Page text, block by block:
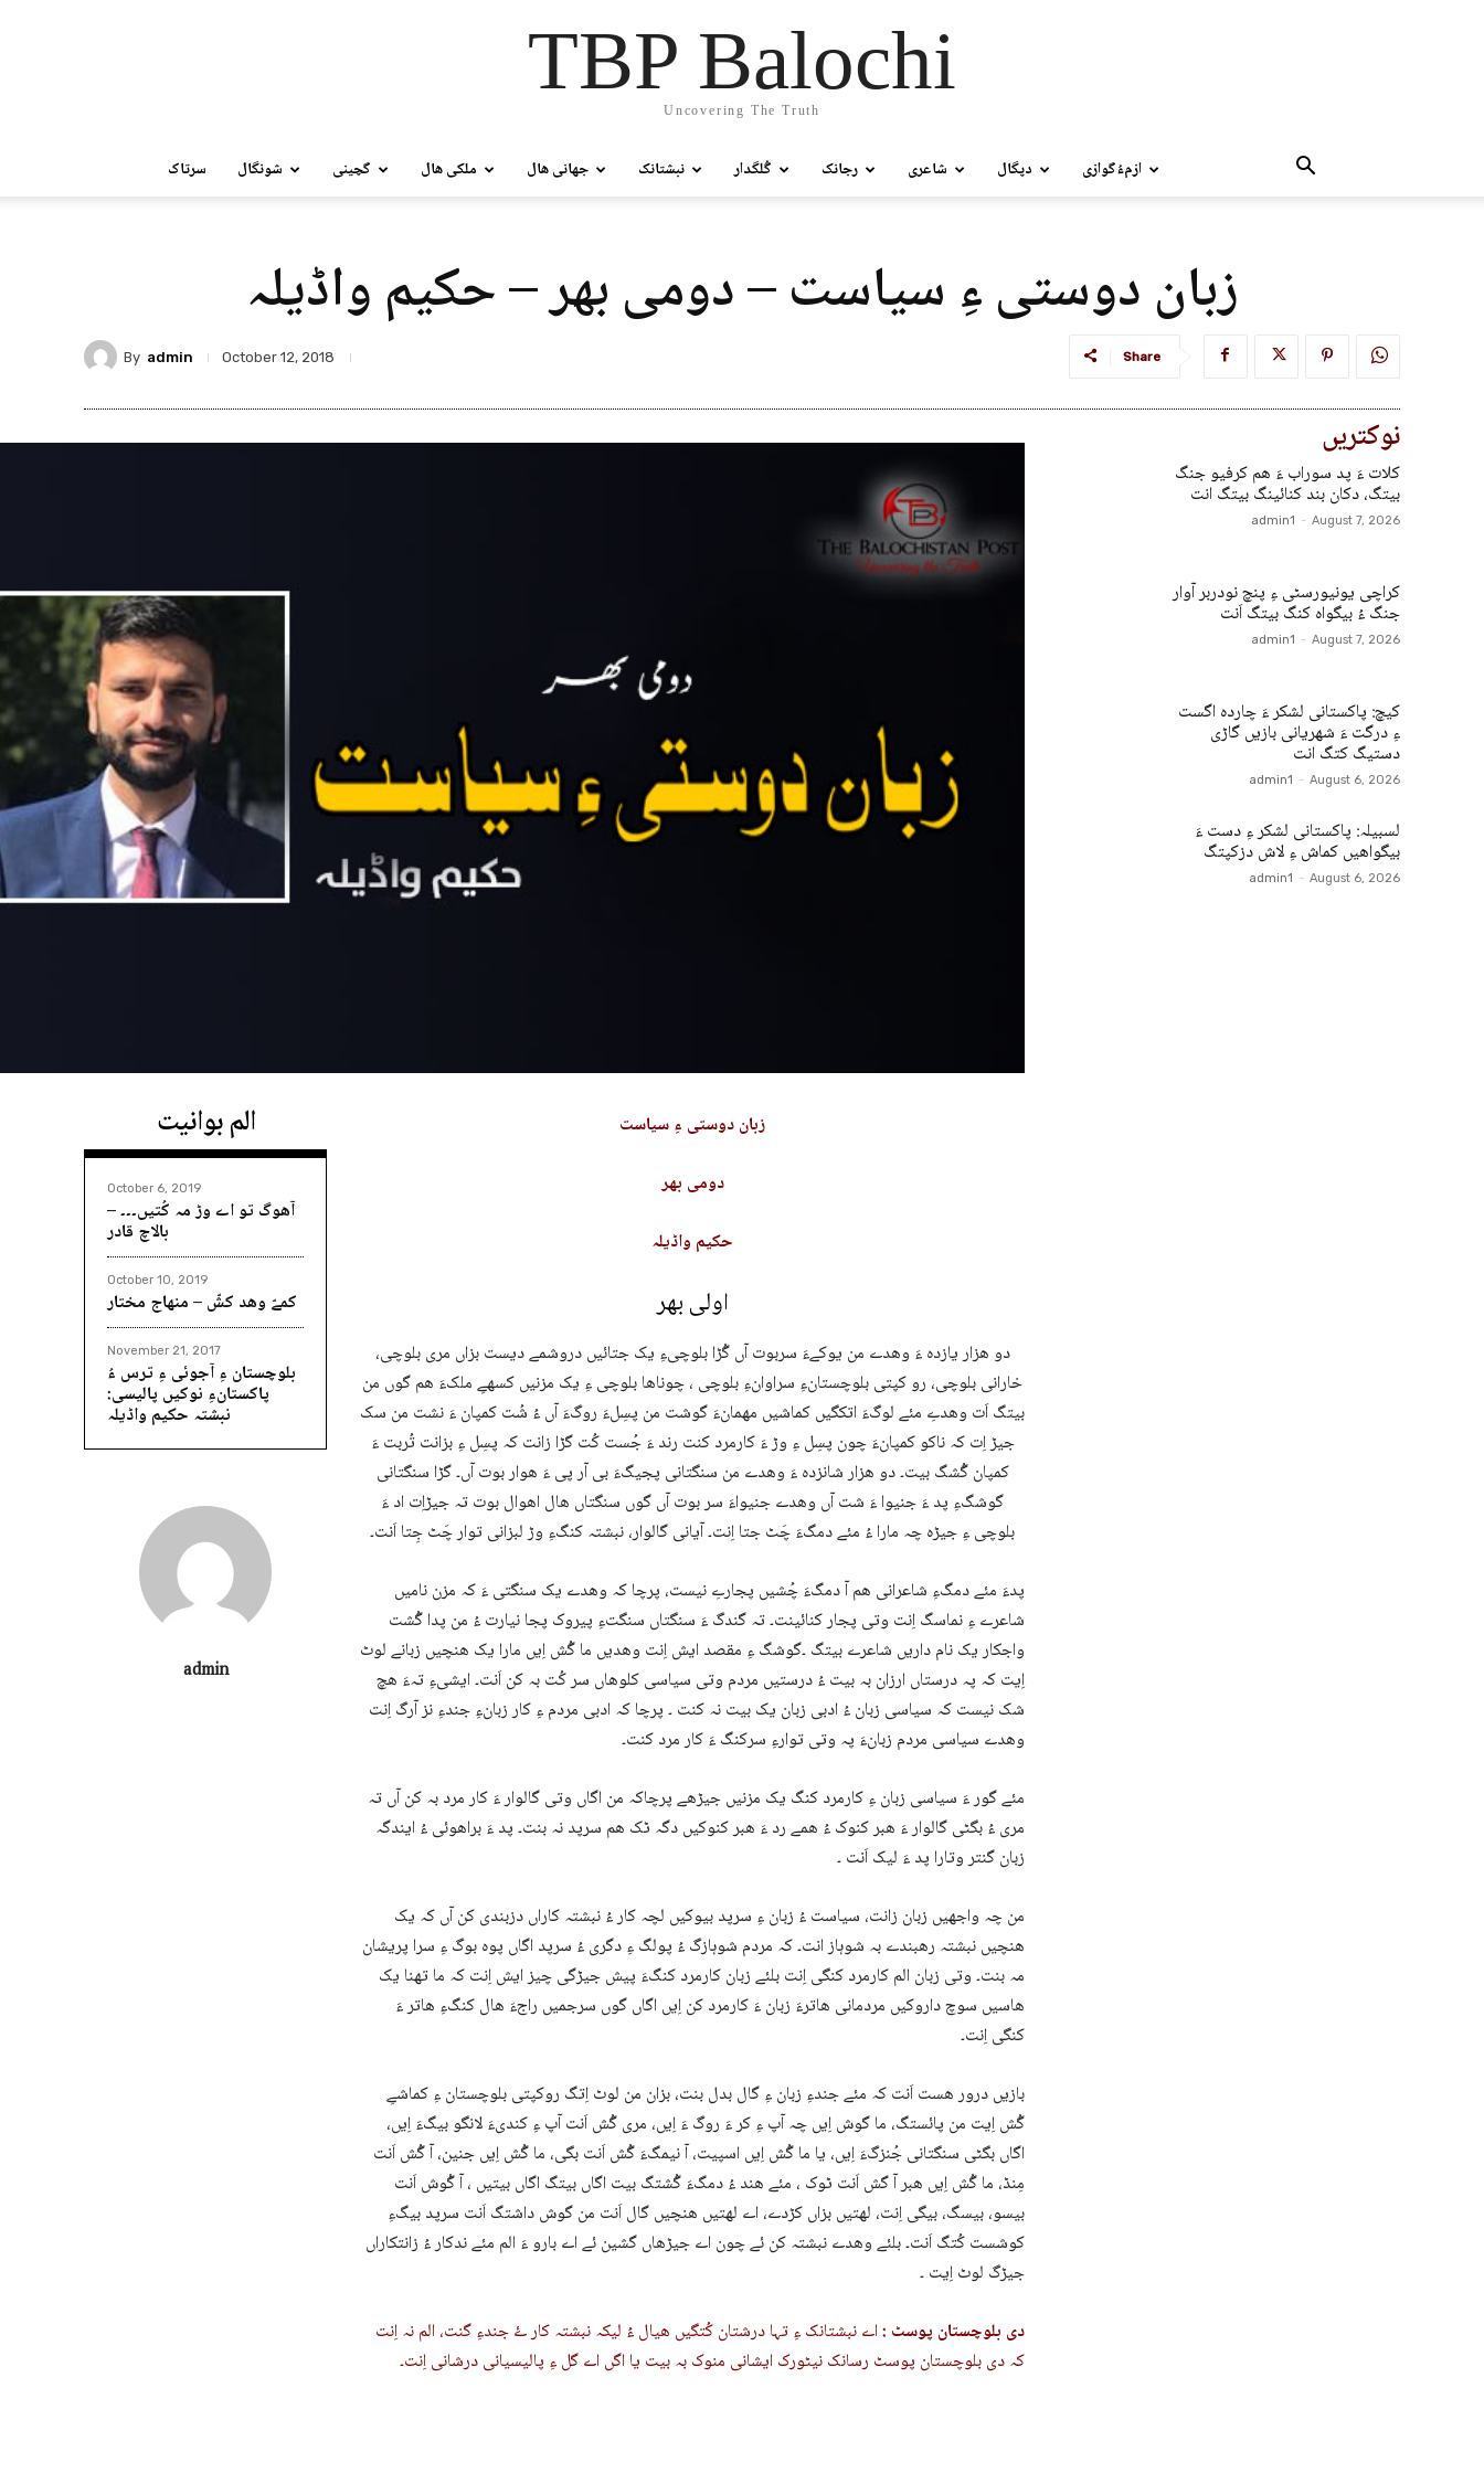
TBP Balochi
Uncovering The Truth
سرتاک شونگال گچینی ملکی ھال جھانی ھال نبشتانک گُلگدار رجانک شاعری دپگال ازمءُگوازی
زبان دوستی ءِ سیاست – دومی بھر – حکیم واڈیلہ
By admin October 12, 2018 Share
الم بوانیت
October 6, 2019
آھوگ تو اے وڑ مہ کُتیں۔۔۔ –
بالاچ قادر
October 10, 2019
کمےّ وھد کشّ – منھاج مختار
November 21, 2017
بلوچستان ءِ آجوئی ءِ ترس ءُ
پاکستانءِ نوکیں پالیسی:
نبشتہ حکیم واڈیلہ
admin
زبان دوستی ءِ سیاست
دومی بھر
حکیم واڈیلہ
اولی بھر
دو ھزار یازدہ ءَ وھدے من یوکےءَ سربوت آں گُڑا بلوچیءِ یک جتائیں دروشمے دیست بزاں مری بلوچی،
خارانی بلوچی، رو کپتی بلوچستانءِ سراوانءِ بلوچی ، چوناھا بلوچی ءِ یک مزنیں کسھےِ ملکءَ ھم گوں من
بیتگ اَت وھدےِ مئے لوگءَ اتکگیں کماشیں مھمانءَ گوشت من پسِلءَ روگءَ آں ءُ شُت کمپان ءَ نشت من سک
جیڑ اِت کہ ناکو کمپانءَ چون پسِل ءِ وڑ ءَ کارمرد کنت رند ءَ جُست کُت گڑا زانت کہ پسِل ءِ بزانت تُربت ءَ
کمپان گُشگ بیت۔ دو ھزار شانزدہ ءَ وھدے من سنگتانی پجیگءَ بی آر پی ءَ ھوار بوت آں۔ گڑا سنگتانی
گوشگءِ پد ءَ جنیوا ءَ شت آں وھدے جنیواءَ سر بوت آں گوں سنگتاں ھال اھوال بوت تہ جیڑاِت اد ءَ
بلوچی ءِ جیڑہ چہ مارا ءُ مئے دمگءَ چَٹ جتا اِنت۔ آیانی گالوار، نبشتہ کنگءِ وڑ لبزانی توار چَٹ جِتا اَنت۔
پدءَ مئے دمگءِ شاعرانی ھم آ دمگءَ چُشیں پجارےِ نیست، پرچا کہ وھدے یک سنگتی ءَ کہ مزن نامیں
شاعرے ءِ نماسگ اِنت وتی پجار کنائینت۔ تہ گندگ ءَ سنگتاں سنگتءِ پیروک پجا نیارت ءُ من پدا گُشت
واجکار یک نام داریں شاعرے بیتگ ۔گوشگ ءِ مقصد ایش اِنت وھدیں ما گُش اِیں مارا یک ھنچیں زبانے لوٹ
اِیت کہ پہ درستاں ارزان بہ بیت ءُ درستیں مردم وتی سیاسی کلوھاں سر کُت بہ کن اَنت۔ ایشیءِ تہءَ ھچ
شک نیست کہ سیاسی زبان ءُ ادبی زبان یک بیت نہ کنت ۔ پرچا کہ ادبی مردم ءِ کار زبانءِ جندءِ نز آرگ اِنت
وھدے سیاسی مردم زبانءَ پہ وتی توارءِ سرکنگ ءَ کار مرد کنت۔
مئے گور ءَ سیاسی زبان ءِ کارمرد کنگ یک مزنیں جیڑھے پرچاکہ من اگاں وتی گالوار ءَ کار مرد بہ کن آں تہ
مری ءُ بگٹی گالوار ءَ ھبر کنوک ءُ ھمے رد ءَ ھبر کنوکیں دگہ ٹک ھم سرپد نہ بنت۔ پد ءَ براھوئی ءُ ایندگہ
زبان گنتر وتارا پد ءَ لیک اَنت ۔
من چہ واجھیں زبان زانت، سیاست ءُ زبان ءِ سرپد بیوکیں لچہ کار ءُ نبشتہ کاراں دزبندی کن آں کہ یک
ھنچیں نبشتہ رھبندے بہ شوہاز انت۔ کہ مردم شوہازگ ءُ پولگ ءِ دگری ءُ سرپد اگاں پوہ بوگ ءِ سرا پریشان
مہ بنت۔ وتی زبان الم کارمرد کنگی اِنت بلئے زبان کارمرد کنگءَ پیش جیڑگی چیز ایش اِنت کہ ما تھنا یک
ھاسیں سوچ داروکیں مردمانی ھاترءَ زبان ءَ کارمرد کن اِیں اگاں گوں سرجمیں راجءَ ھال کنگءِ ھاتر ءَ
کنگی اِنت۔
بازیں درور ھست اَنت کہ مئے جندءِ زبان ءِ گال بدل بنت، بزان من لوٹ اِتگ روکپتی بلوچستان ءِ کماشےِ
گُش اِیت من پائستگ، ما گوش اِیں چہ آپ ءِ کر ءَ روگ ءَ اِیں، مری گُش اَنت آپ ءِ کندیءَ لانگو بیگءَ اِیں،
اگاں بگٹی سنگتانی جُنزگءَ اِیں، یا ما گُش اِیں اسپیت، آ نیمگءَ گُش اَنت بگی، ما گُش اِیں جنین، آ گُش اَنت
مِنڈ، ما گُش اِیں ھبر آ گش اَنت ٹوک ، مئے ھند ءُ دمگءَ گُشتگ بیت اگاں بیتگ اگاں بیتیں ، آ گْوش اَنت
بیسو، بیسگ، بیگی اِنت، لھتیں بزاں کڑدے، اے لھتیں ھنچیں گال اَنت من گوش داشتگ اَنت سرپد بیگءِ
کوشست کُتگ اَنت۔ بلئے وھدے نبشتہ کن ئے چون اے جیڑھاں گشین ئے اے بارو ءَ الم مئے ندکار ءُ زانتکاراں
جیڑگ لوٹ اِیت ۔
دی بلوچستان پوسٹ :اے نبشتانک ءِ تہا درشتان کُتگیں ھیال ءُ لیکہ نبشتہ کار ۓ جندءِ گنت، الم نہ اِنت
کہ دی بلوچستان پوسٹ رسانک نیٹورک ایشانی منوک بہ بیت یا اگں اے گل ءِ پالیسیانی درشانی اِنت۔
نوکتریں
کلات ءَ پد سوراب ءَ ھم کرفیو جنگ
بیتگ، دکان بند کنائینگ بیتگ انت
admin1 - August 7, 2026
کراچی یونیورسٹی ءِ پنچ نودربر آوار
جنگ ءُ بیگواہ کنگ بیتگ اَنت
admin1 - August 7, 2026
کیچ: پاکستانی لشکر ءَ چاردہ اگست
ءِ درگت ءَ شھریانی بازیں گاڑی
دستیگ کتگ انت
admin1 - August 6, 2026
لسبیلہ: پاکستانی لشکر ءِ دست ءَ
بیگواھیں کماش ءِ لاش دزکپتگ
admin1 - August 6, 2026